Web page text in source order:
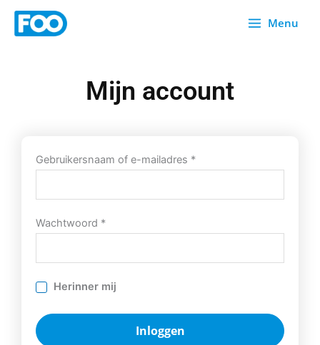
Overslaan
Menu
Mijn account
Gebruikersnaam of e-mailadres *
Wachtwoord *
Herinner mij
Inloggen